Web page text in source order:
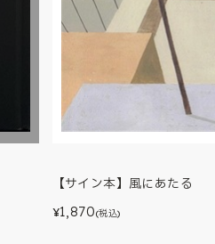
【サイン本】風にあたる
¥1,870(税込)